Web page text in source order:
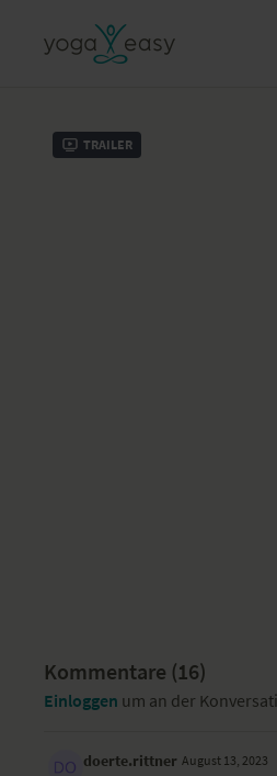
Trailer
Kommentare (16)
Einloggen um an der
doerte.rittner August 13, 2023